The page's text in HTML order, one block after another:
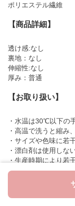
ポリエステル繊維
【商品詳細】
透け感:なし
裏地：なし
伸縮性:なし
厚み：普通
【お取り扱い】
・水温は30℃以下の
・高温で洗うと縮み
・サイズや色味に若
・漂白剤は使用しな
・生産時期により若
ざいます。
・パソコンモニター
る場合がございます。
・他の衣類等と一緒